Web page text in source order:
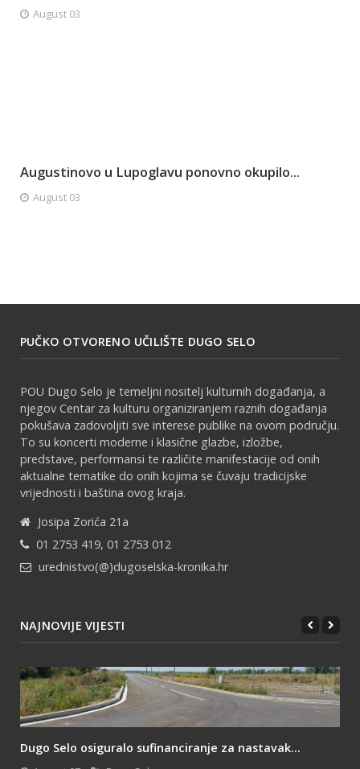
August 03
Augustinovo u Lupoglavu ponovno okupilo...
August 03
PUČKO OTVORENO UČILIŠTE DUGO SELO
POU Dugo Selo je temeljni nositelj kulturnih događanja, a
njegov Centar za kulturu organiziranjem raznih događanja
pokušava zadovoljiti sve interese publike na ovom području.
To su koncerti moderne i klasične glazbe, izložbe,
predstave, performansi te različite manifestacije od onih
aktualne tematike do onih kojima se čuvaju tradicijske
vrijednosti i baština ovog kraja.
Josipa Zorića 21a
01 2753 419, 01 2753 012
urednistvo(@)dugoselska-kronika.hr
NAJNOVIJE VIJESTI
Dugo Selo osiguralo sufinanciranje za nastavak...